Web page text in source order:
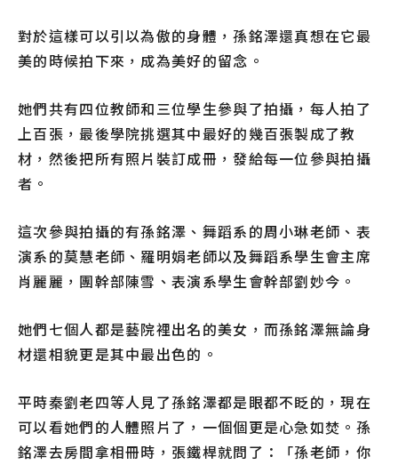
對於這樣可以引以為傲的身體，孫銘澤還真想在它最
美的時候拍下來，成為美好的留念。
她們共有四位教師和三位學生參與了拍攝，每人拍了
上百張，最後學院挑選其中最好的幾百張製成了教
材，然後把所有照片裝訂成冊，發給每一位參與拍攝
者。
這次參與拍攝的有孫銘澤、舞蹈系的周小琳老師、表
演系的莫慧老師、羅明娟老師以及舞蹈系學生會主席
肖麗麗，團幹部陳雪、表演系學生會幹部劉妙今。
她們七個人都是藝院裡出名的美女，而孫銘澤無論身
材還相貌更是其中最出色的。
平時秦劉老四等人見了孫銘澤都是眼都不眨的，現在
可以看她們的人體照片了，一個個更是心急如焚。孫
銘澤去房間拿相冊時，張鐵桿就問了：「孫老師，你